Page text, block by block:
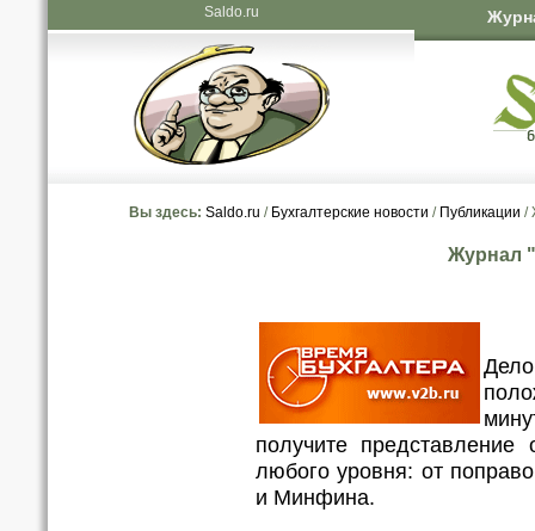
Saldo.ru
Вы здесь: Saldo.ru / Бухгалтерские новости / Публикации /
Журнал
получите
любого уровня: от
и Минфина.